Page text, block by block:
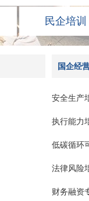
民企培训
国企经
安全生产
执行能力
低碳循环
法律风险
财务融资